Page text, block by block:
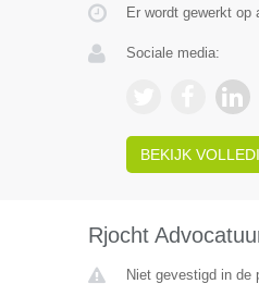
Er wordt gewerkt op
Sociale media:
BEKIJK
Rjocht
Niet gevestigd in de